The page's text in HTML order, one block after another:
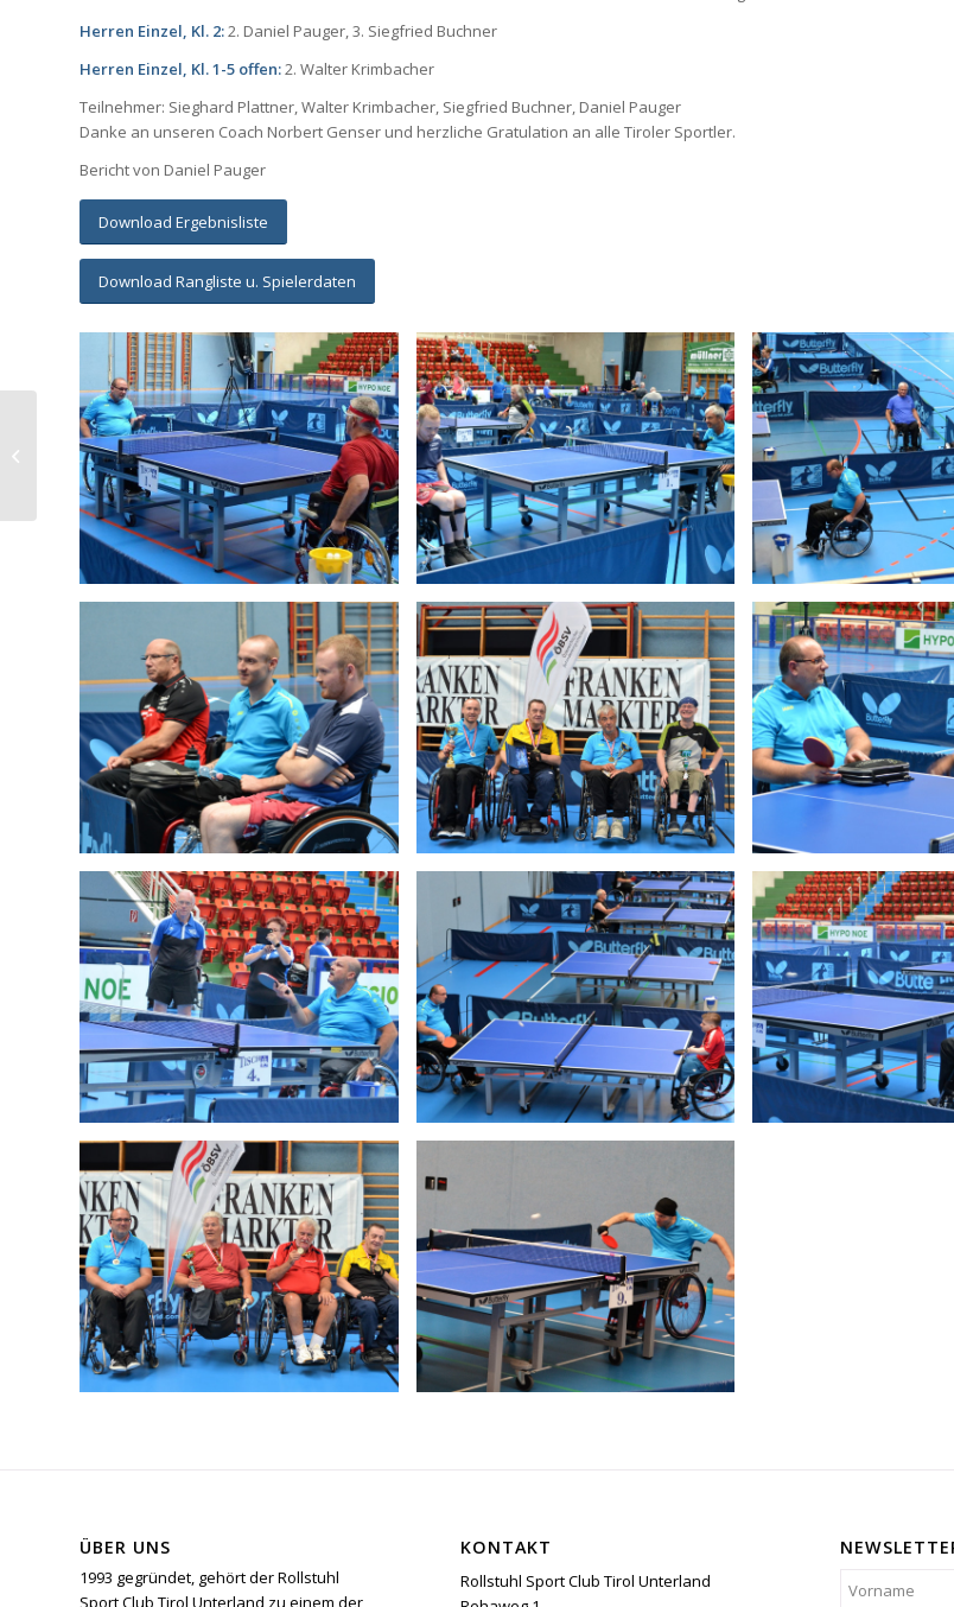
Herren Einzel, Kl. 2:2. Daniel Pauger, 3. Siegfried Buchner
Herren Einzel, Kl. 1-5 offen:2. Walter Krimbacher
Teilnehmer: Sieghard Plattner, Walter Krimbacher, Siegfried Buchner, Daniel Pauger
Danke an unseren Coach Norbert Genser und herzliche Gratulation an alle Tiroler Sportler.
Bericht von Daniel Pauger
Download Ergebnisliste
Download Rangliste u. Spielerdaten
ÜBER UNS
1993 gegründet, gehört der Rollstuhl
Sport Club Tirol Unterland zu einem der
KONTAKT
Rollstuhl Sport Club Tirol Unterland
Österreichische
Meisterschaft Tennis,
02.-04.07.2021,
Oberpullendorf